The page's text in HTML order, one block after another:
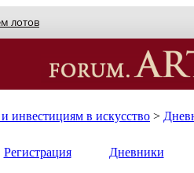
лотов
инвестициям в искусство >
Регистрация Дневники